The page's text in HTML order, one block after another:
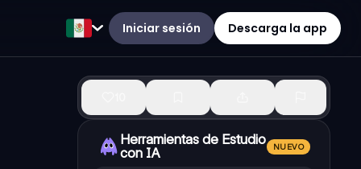
Iniciar sesión Descarga la app
Herramientas de Estudio
con IA
NUEVO